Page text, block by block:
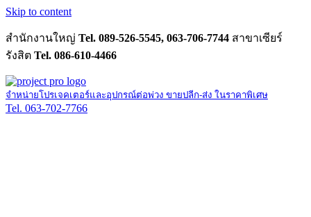
Skip to content
สำนักงานใหญ่ Tel. 089-526-5545, 063-706-7744 สาขาเซียร์
รังสิต Tel. 086-610-4466
จำหน่ายโปรเจคเตอร์และอุปกรณ์ต่อพ่วง ขายปลีก-ส่ง ในราคาพิเศษ
Tel. 063-702-7766